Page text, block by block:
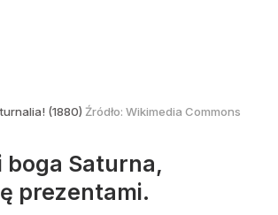
(1880) Źródło: Wikimedia Commons
boga Saturna,
prezentami.